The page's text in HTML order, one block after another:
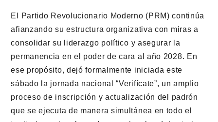
El Partido Revolucionario Moderno (PRM) continúa
afianzando su estructura organizativa con miras a
consolidar su liderazgo político y asegurar la
permanencia en el poder de cara al año 2028. En
ese propósito, dejó formalmente iniciada este
sábado la jornada nacional “Verifícate”, un amplio
proceso de inscripción y actualización del padrón
que se ejecuta de manera simultánea en todo el